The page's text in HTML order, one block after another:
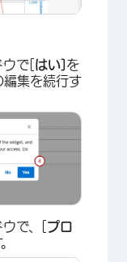
で[ はい] を
編集を続行す
で、[ プロ